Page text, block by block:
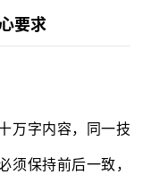
要求
字内容，同一技
须保持前后一致，